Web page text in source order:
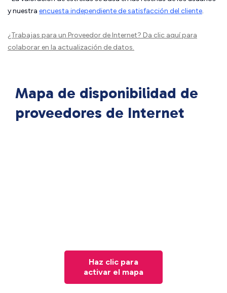
y nuestra encuesta independiente de satisfacción del cliente.
¿Trabajas para un Proveedor de Internet? Da clic aquípara
colaborar en la actualización de datos.
Mapa de disponibilidad de
proveedores de Internet
Haz clic para
activar el mapa